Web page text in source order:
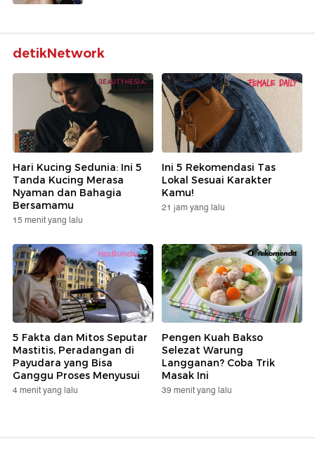
detikNetwork
Hari Kucing Sedunia: Ini 5
Tanda Kucing Merasa
Nyaman dan Bahagia
Bersamamu
15 menit yang lalu
Ini 5 Rekomendasi Tas
Lokal Sesuai Karakter
Kamu!
21 jam yang lalu
5 Fakta dan Mitos Seputar
Mastitis, Peradangan di
Payudara yang Bisa
Ganggu Proses Menyusui
4 menit yang lalu
Pengen Kuah Bakso
Selezat Warung
Langganan? Coba Trik
Masak Ini
39 menit yang lalu